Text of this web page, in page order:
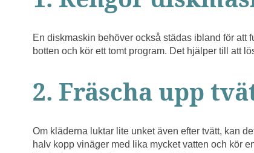
En diskmaskin behöver också städas ibland för
botten och kör ett tomt program. Det hjälper till att
2. Fräscha upp
Om kläderna luktar lite unket även efter tvätt, kan
halv kopp vinäger med lika mycket vatten och kör